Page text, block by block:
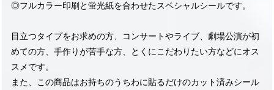
◎フルカラー印刷と蛍光紙を合わせたスペシャルシールです。
目立つタイプをお求めの方、コンサートやライブ、劇場公演が初
めての方、手作りが苦手な方、とくにこだわりたい方などにオス
スメです。
また、この商品はお持ちのうちわに貼るだけのカット済みシール